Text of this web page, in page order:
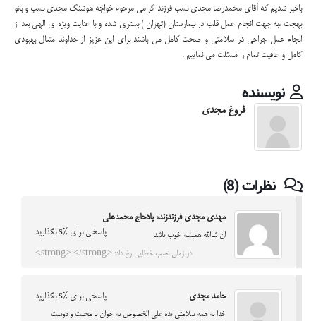
باخبر شدیم که آقای محمدرضا مجدی نسب فرزند گرامی مرحوم خواجه هوشنگ مجدی نسب و بانو
بهجت ،به جهت انجام عمل قلب در بیمارستان (تهران ) بستری شده و با عنایت ویژه ی الهی بعد از
انجام عمل جراحی در سلامتی و صحت کامل می باشند برای این عزیز از خداوند متعال بهبودی
کامل و عافیت تمام را مسئلت می نماییم .
نویسنده
فروغ مجدی
نظرات (8)
مهدی مجدی فرزندزنده یادحاج محمدعلی
پاسخی برای %s بگذارید
ان شاالله همیشه خوب باشد
در زمان نصب خطایی رخ داد: <strong> </strong>
حامد مجدی پاسخی برای %s بگذارید
خدا به همه سلامتی بده علی الخصوص به جوان با محبت و دوست